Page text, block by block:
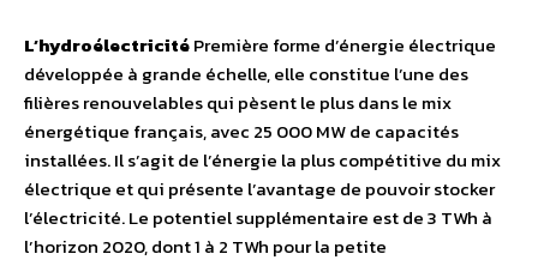
L’hydroélectricitéPremière forme d’énergie électrique
développée à grande échelle, elle constitue l’une des
filières renouvelables qui pèsent le plus dans le mix
énergétique français, avec 25 000 MW de capacités
installées. Il s’agit de l’énergie la plus compétitive du mix
électrique et qui présente l’avantage de pouvoir stocker
l’électricité. Le potentiel supplémentaire est de 3 TWh à
l’horizon 2020, dont 1 à 2 TWh pour la petite